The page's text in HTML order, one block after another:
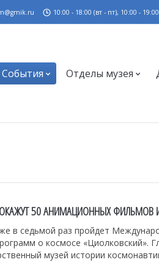
10:00 - 18:00 (вт - пт), 10:00 -
События Отделы музея
50 АНИМАЦИОННЫХ ФИЛЬМОВ
в седьмой раз пройдет
о космосе «Циолковский».
музей истории